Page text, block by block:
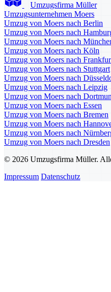
Umzugsfirma Müller
Umzugsunternehmen Moers
Umzug von Moers nach Berlin
Umzug von Moers nach
Umzug von Moers nach
Umzug von Moers nach Köln
Umzug von Moers nach
Umzug von Moers nach Stuttgart
Umzug von Moers nach
Umzug von Moers nach Leipzig
Umzug von Moers nach
Umzug von Moers nach Essen
Umzug von Moers nach Bremen
Umzug von Moers nach
Umzug von Moers nach
Umzug von Moers nach Dresden
© 2026 Umzugsfirma Müller.
Impressum Datenschutz